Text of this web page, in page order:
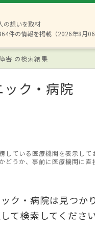
の想いを取材
件の情報を掲載（2026年8月06
害 の検索結果
ク・病院
ている医療機関を表示して
うか、事前に医療機関に直
ク・病院は見つか
て検索してください